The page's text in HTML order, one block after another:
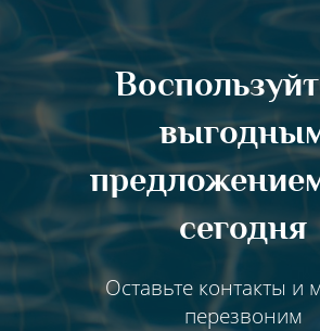
сегодня
Оставьте контакты и
перезвоним